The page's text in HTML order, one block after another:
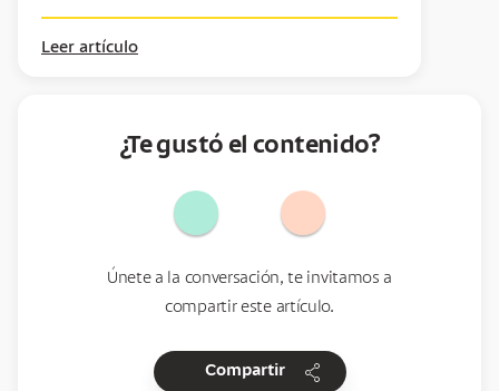
Leer artículo
¿Te gustó el contenido?
Únete a la conversación, te invitamos a
compartir este artículo.
Compartir share